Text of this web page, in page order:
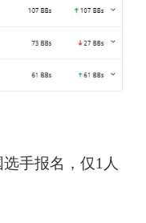
手报名，仅1人